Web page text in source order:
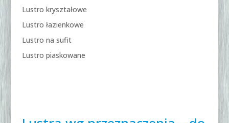
Lustro kryształowe
Lustro łazienkowe
Lustro na sufit
Lustro piaskowane